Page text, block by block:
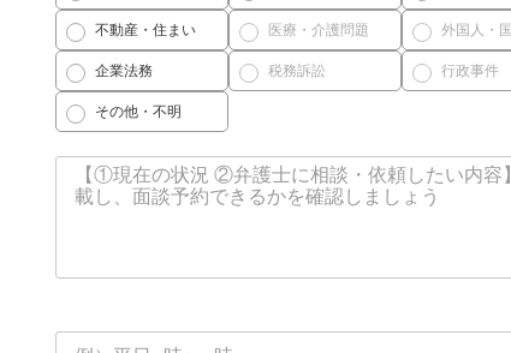
不動産・住まい 医療・介護問題 外国人・
企業法務 税務訴訟 行政事件
その他・不明